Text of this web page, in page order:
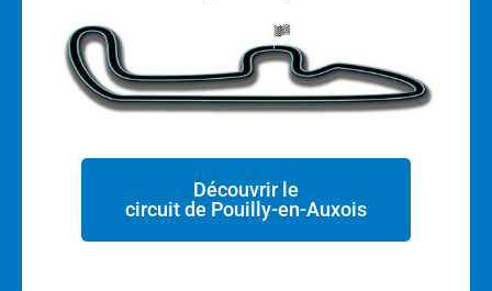
Découvrir le
circuit de Pouilly-en-Auxois